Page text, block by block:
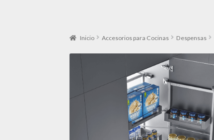
Inicio Accesorios para Cocinas Despensas